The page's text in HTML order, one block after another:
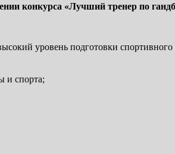
конкурса «Лучший тренер по
уровень подготовки спортивного
и спорта;